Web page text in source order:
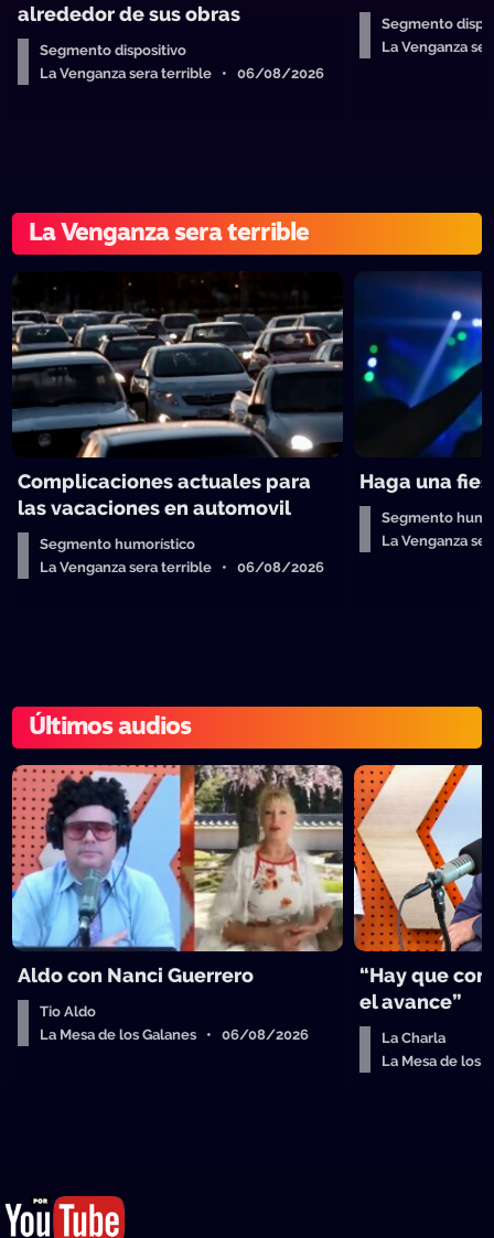
alrededor de sus obras
Segmento dispositivo
La Venganza sera terrible • 06/08/2026
Segmento
La Venganza
La Venganza sera terrible
Complicaciones actuales para
las vacaciones en automovil
Segmento humorístico
La Venganza sera terrible • 06/08/2026
Haga una
Segmento
La Venganza
Últimos audios
Aldo con Nanci Guerrero
Tio Aldo
La Mesa de los Galanes • 06/08/2026
“Hay que
el avance”
La Charla
La Mesa de